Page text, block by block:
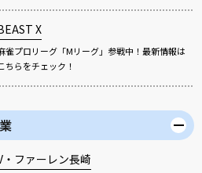
X
雀プロリーグ「Mリーグ」参戦中！最新情報は
ちらをチェック！
・ファーレン長崎